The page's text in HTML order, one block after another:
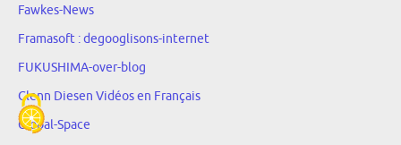
Fawkes-News
Framasoft : degooglisons-internet
FUKUSHIMA-over-blog
Glenn Diesen Vidéos en Français
Global-Space